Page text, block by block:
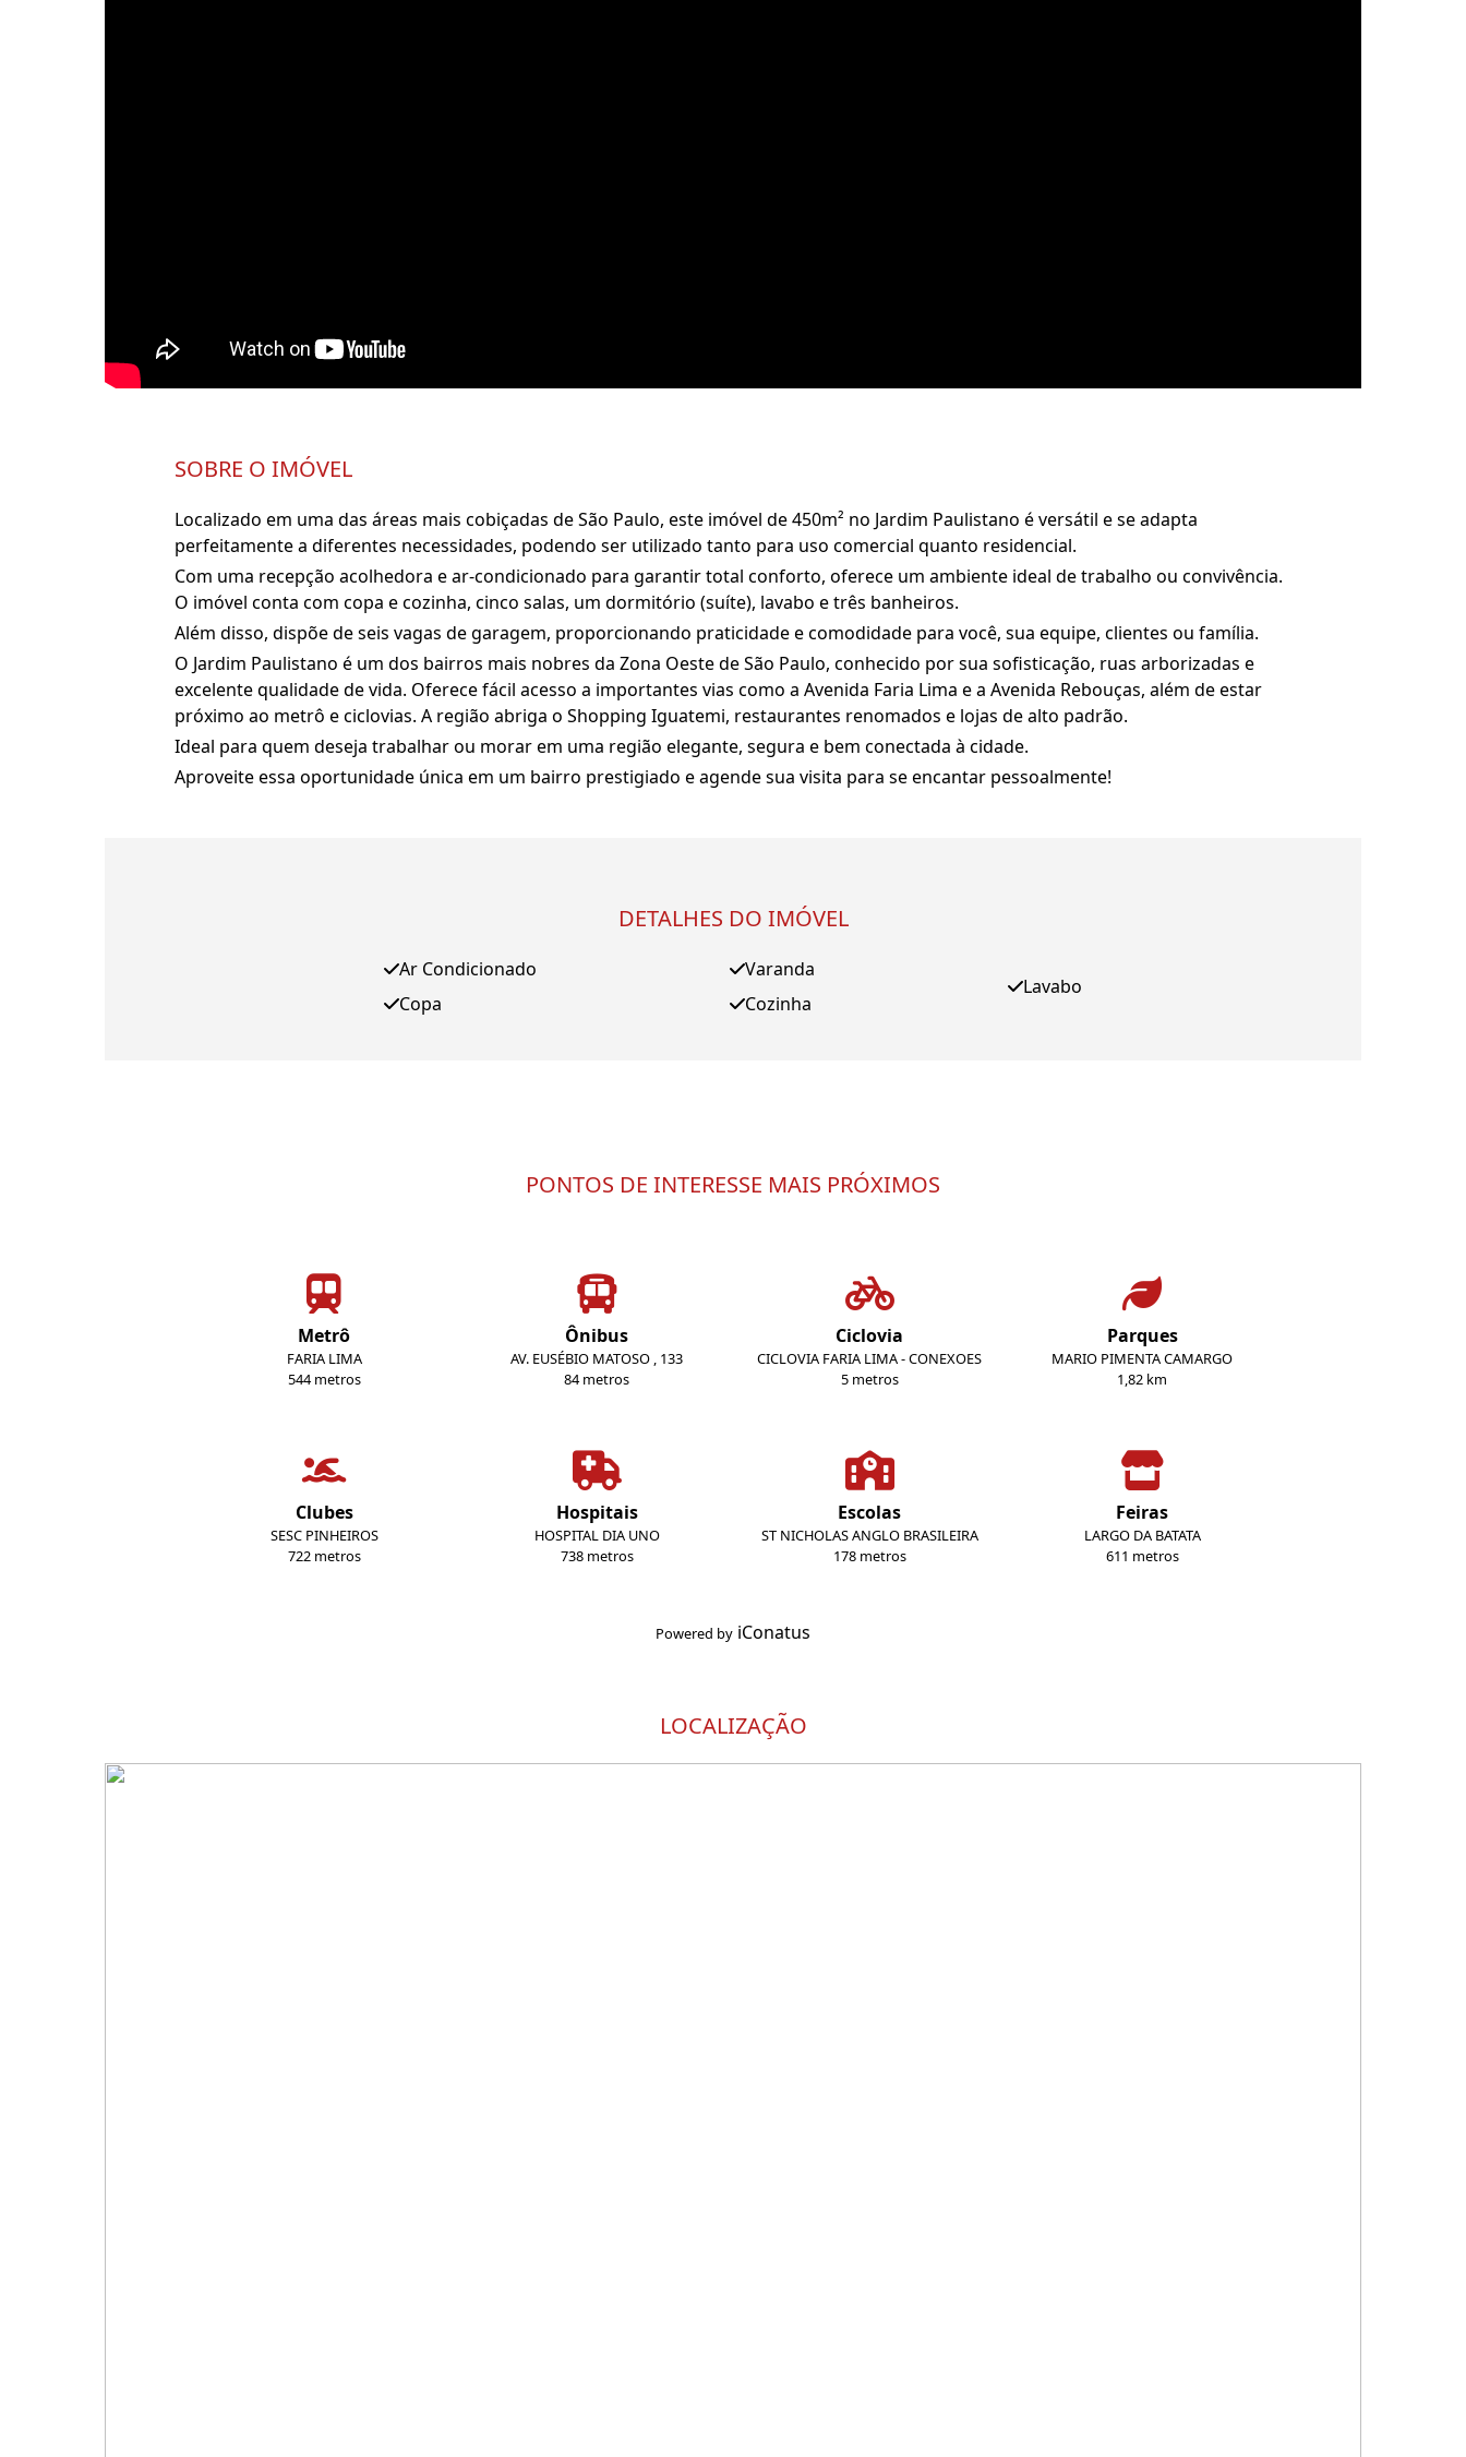
SOBRE O IMÓVEL
Localizado em uma das áreas mais cobiçadas de São Paulo, este imóvel de 450m² no Jardim Paulistano é versátil e se adapta
perfeitamente a diferentes necessidades, podendo ser utilizado tanto para uso comercial quanto residencial.
Com uma recepção acolhedora e ar-condicionado para garantir total conforto, oferece um ambiente ideal de trabalho ou convivência.
O imóvel conta com copa e cozinha, cinco salas, um dormitório (suíte), lavabo e três banheiros.
Além disso, dispõe de seis vagas de garagem, proporcionando praticidade e comodidade para você, sua equipe, clientes ou família.
O Jardim Paulistano é um dos bairros mais nobres da Zona Oeste de São Paulo, conhecido por sua sofisticação, ruas arborizadas e
excelente qualidade de vida. Oferece fácil acesso a importantes vias como a Avenida Faria Lima e a Avenida Rebouças, além de estar
próximo ao metrô e ciclovias. A região abriga o Shopping Iguatemi, restaurantes renomados e lojas de alto padrão.
Ideal para quem deseja trabalhar ou morar em uma região elegante, segura e bem conectada à cidade.
Aproveite essa oportunidade única em um bairro prestigiado e agende sua visita para se encantar pessoalmente!
DETALHES DO IMÓVEL
Ar Condicionado
Copa
Varanda
Cozinha
Lavabo
PONTOS DE INTERESSE MAIS PRÓXIMOS
Metrô
FARIA LIMA
544 metros
Ônibus
AV. EUSÉBIO MATOSO , 133
84 metros
Ciclovia
CICLOVIA FARIA LIMA - CONEXOES
5 metros
Parques
MARIO PIMENTA CAMARGO
1,82 km
Clubes
SESC PINHEIROS
722 metros
Hospitais
HOSPITAL DIA UNO
738 metros
Escolas
ST NICHOLAS ANGLO BRASILEIRA
178 metros
Feiras
LARGO DA BATATA
611 metros
Powered by iConatus
LOCALIZAÇÃO